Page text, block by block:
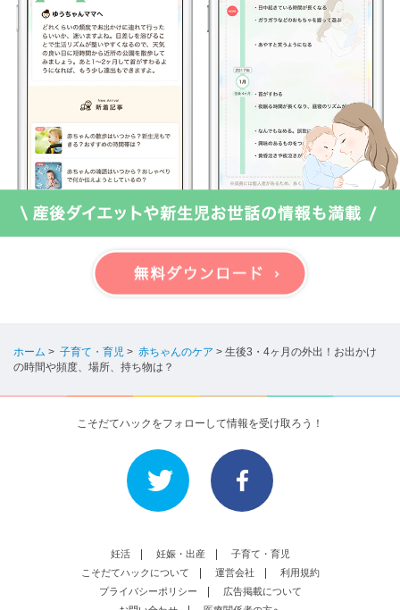
ホーム > 子育て・育児 > 赤ちゃんのケア > 生後3・4ヶ月の外出！お出かけ
の時間や頻度、場所、持ち物は？
こそだてハックをフォローして情報を受け取ろう！
妊活 妊娠・出産
子育て・育児
こそだてハックについて
運営会社
利用規約
プライバシーポリシー
広告掲載について